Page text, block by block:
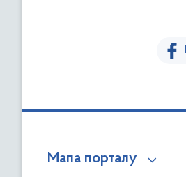
Мапа порталу